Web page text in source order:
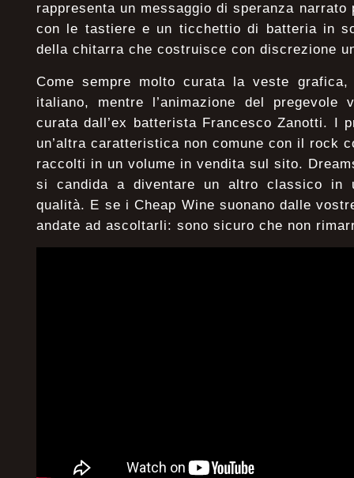
rappresenta un messaggio di speranza
con le tastiere e un ticchettio di batteria in
della chitarra che costruisce con discrezione
Come sempre molto curata la veste
italiano, mentre l’animazione del
curata dall’ex batterista Francesco Zanotti. I
un’altra caratteristica non comune con il rock
raccolti in un volume in vendita sul sito.
si candida a diventare un altro classico in
qualità. E se i Cheap Wine suonano dalle
andate ad ascoltarli: sono sicuro che non